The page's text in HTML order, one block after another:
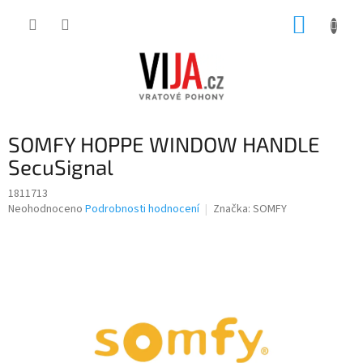
SOMFY HOPPE WINDOW HANDLE
SecuSignal
1811713
Průměrné
Neohodnoceno Podrobnosti hodnocení Značka: SOMFY